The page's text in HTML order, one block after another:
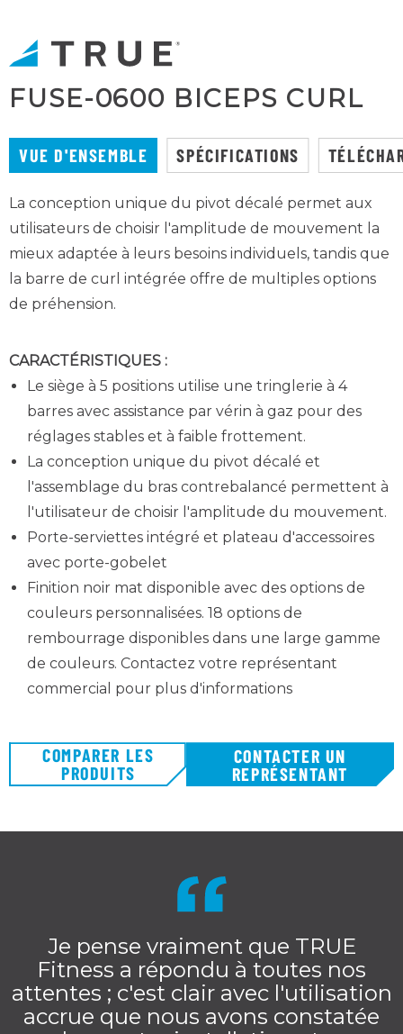
FUSE-0600 BICEPS CURL
VUE D'ENSEMBLE SPÉCIFICATIONS
La conception unique du pivot décalé permet aux
utilisateurs de choisir l'amplitude de mouvement la
mieux adaptée à leurs besoins individuels, tandis que
la barre de curl intégrée offre de multiples options
de préhension.
CARACTÉRISTIQUES :
Le siège à 5 positions utilise une tringlerie à 4
barres avec assistance par vérin à gaz pour des
réglages stables et à faible frottement.
La conception unique du pivot décalé et
l'assemblage du bras contrebalancé permettent à
l'utilisateur de choisir l'amplitude du mouvement.
Porte-serviettes intégré et plateau d'accessoires
avec porte-gobelet
Finition noir mat disponible avec des options de
couleurs personnalisées. 18 options de
rembourrage disponibles dans une large gamme
de couleurs. Contactez votre représentant
commercial pour plus d'informations
COMPARER LES
PRODUITS
CONTACTER UN
REPRÉSENTANT
Je pense vraiment que TRUE
Fitness a répondu à toutes nos
attentes ; c'est clair avec l'utilisation
accrue que nous avons constatée